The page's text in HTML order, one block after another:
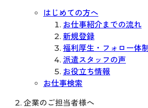
はじめての方へ
お仕事紹介までの流れ
新規登録
福利厚生・フォロー体制
派遣スタッフの声
お役立ち情報
お仕事検索
企業のご担当者様へ